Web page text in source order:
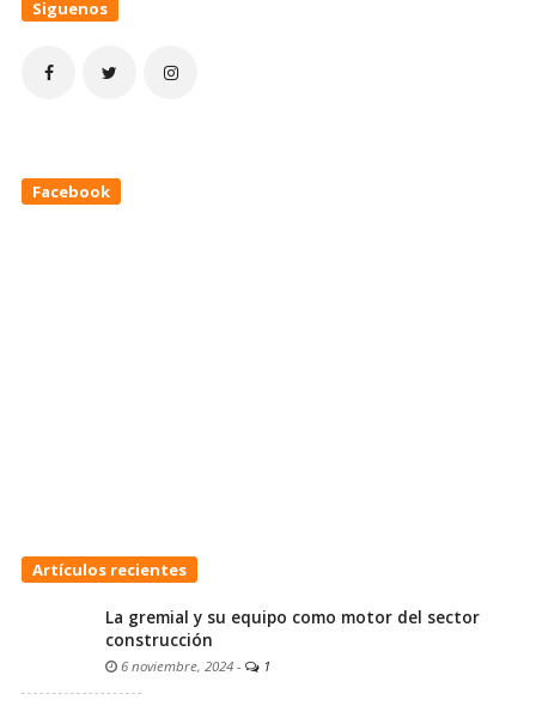
Siguenos
Facebook
Artículos recientes
La gremial y su equipo como motor del sector
construcción
6 noviembre, 2024 - 1